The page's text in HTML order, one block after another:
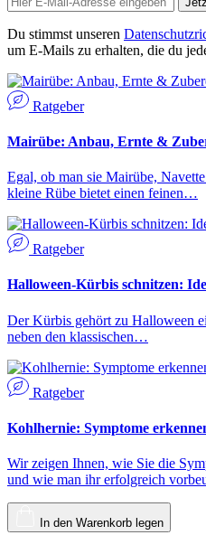
Du stimmst unseren
um E-Mails zu erhalten, die du
Ratgeber
Mairübe: Anbau, Ernte &
Egal, ob man sie Mairübe,
kleine Rübe bietet einen feinen…
Ratgeber
Halloween-Kürbis schnitzen:
Der Kürbis gehört zu Halloween
neben den klassischen…
Ratgeber
Kohlhernie: Symptome
Wir zeigen Ihnen, wie Sie die
und wie man ihr erfolgreich
In den Warenkorb legen